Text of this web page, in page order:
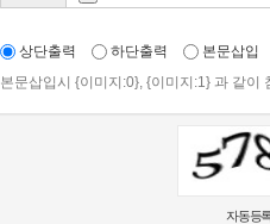
상단출력 하단출력
본문삽입
본문삽입시 {이미지:0}, {이미지:1} 과 같이
자동등